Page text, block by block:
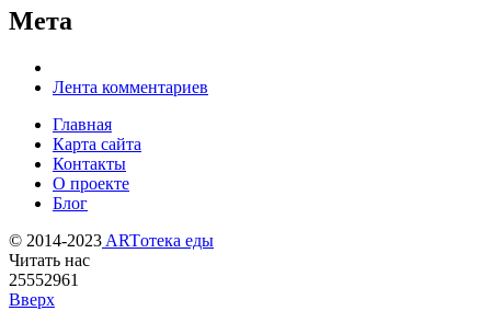
Мета
Лента комментариев
Главная
Карта сайта
Контакты
О проекте
Блог
© 2014-2023 ARTотека еды
Читать нас
25552961
Вверх